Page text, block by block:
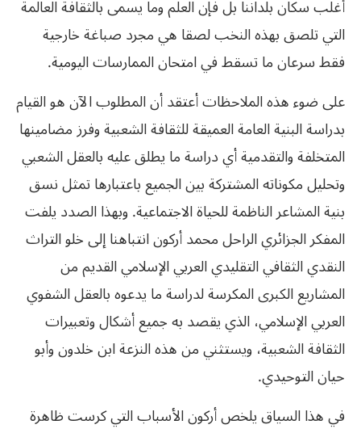
أغلب سكان بلداننا بل فإن العلم وما‮ ‬يسمى بالثقافة العالمة
التي‮ ‬تلصق بهذه النخب لصقا هي‮ ‬مجرد صباغة خارجية
فقط سرعان ما تسقط في‮ ‬امتحان الممارسات اليومية‮. ‬
على ضوء هذه الملاحظات أعتقد أن المطلوب الآن هو القيام
بدراسة البنية العامة العميقة للثقافة الشعبية وفرز مضامينها
المتخلفة والتقدمية أي‮ ‬دراسة ما‮ ‬يطلق عليه بالعقل الشعبي‮
‬وتحليل مكوناته المشتركة بين الجميع باعتبارها تمثل نسق
بنية المشاعر الناظمة للحياة الاجتماعية‮. ‬وبهذا الصدد‮ ‬يلفت
المفكر الجزائري‮ ‬الراحل محمد أركون انتباهنا إلى خلو التراث
النقدي‮ ‬الثقافي‮ ‬التقليدي‮ ‬العربي‮ ‬الإسلامي‮ ‬القديم من
المشاريع الكبرى المكرسة لدراسة ما‮ ‬يدعوه بالعقل الشفوي‮
‬العربي‮ ‬الإسلامي،‮ ‬الذي‮ ‬يقصد به جميع أشكال وتعبيرات
الثقافة الشعبية،‮ ‬ويستثني‮ ‬من هذه النزعة ابن خلدون وأبو
حيان التوحيدي‮. ‬
في‮ ‬هذا السياق‮ ‬يلخص أركون الأسباب التي‮ ‬كرست ظاهرة